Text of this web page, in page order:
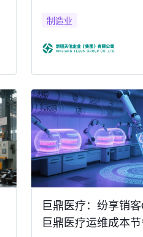
制造业
巨鼎医疗：纷享销
巨鼎医疗运维成本